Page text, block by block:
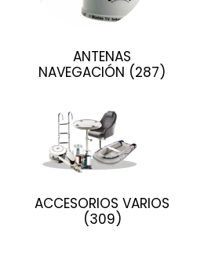
ANTENAS
NAVEGACIÓN (287)
ACCESORIOS VARIOS
(309)